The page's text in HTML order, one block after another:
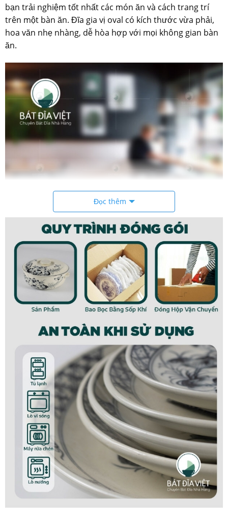
bạn trải nghiệm tốt nhất các món ăn và cách trang trí
trên một bàn ăn. Đĩa gia vị oval có kích thước vừa phải,
hoa văn nhẹ nhàng, dễ hòa hợp với mọi không gian bàn
ăn.
Đặc điểm của sản phẩm
Đọc thêm